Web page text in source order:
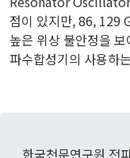
점이 있지만, 86, 129
높은 위상 불안정을
파수합성기의 사용하